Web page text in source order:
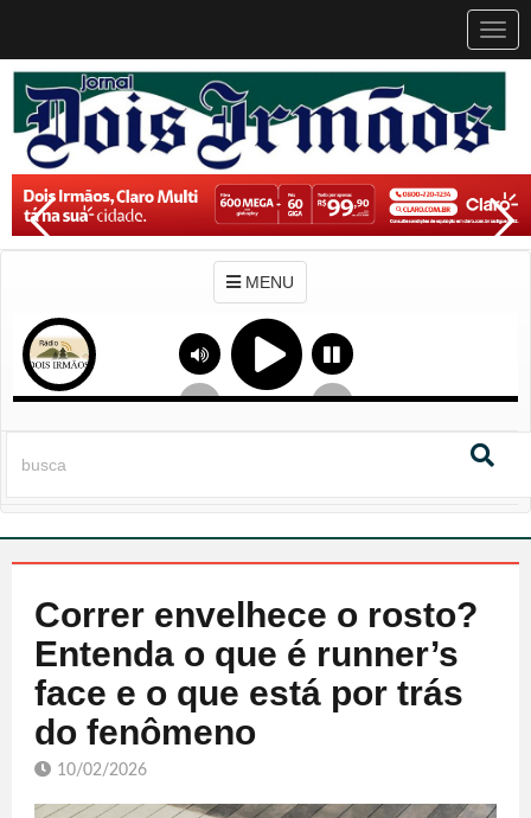
MENU
Correr envelhece o rosto?
Entenda o que é runner’s
face e o que está por trás
do fenômeno
10/02/2026